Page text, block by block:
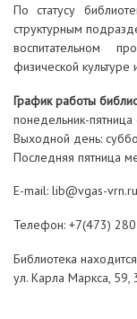
По статусу
структурным
воспитательном
физической культуре
График работы
понедельник-
Выходной день:
Последняя пятница
E-mail: lib@vgas-vrn.ru
Телефон: +7(473)
Библиотека
ул. Карла Маркса, 59,